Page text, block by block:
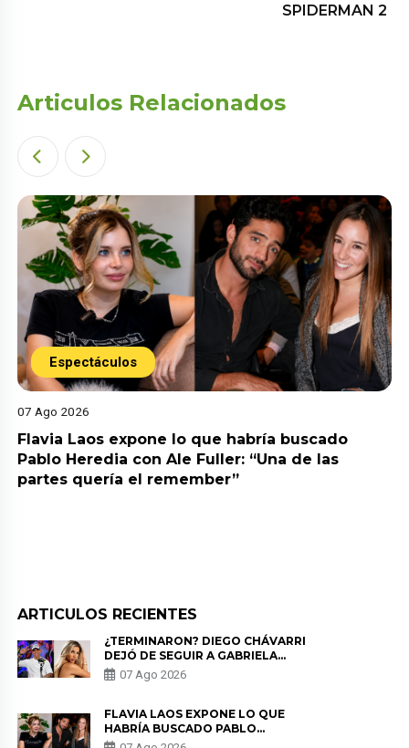
SPIDERMAN 2
Articulos Relacionados
Espectáculos
07 Ago 2026
Flavia Laos expone lo que habría buscado
Pablo Heredia con Ale Fuller: “Una de las
partes quería el remember”
ARTICULOS RECIENTES
¿TERMINARON? DIEGO CHÁVARRI
DEJÓ DE SEGUIR A GABRIELA
HERRERA Y ANUNCIA SU SALIDA
DE PÓDCAST
07 Ago 2026
FLAVIA LAOS EXPONE LO QUE
HABRÍA BUSCADO PABLO
HEREDIA CON ALE FULLER: “UNA